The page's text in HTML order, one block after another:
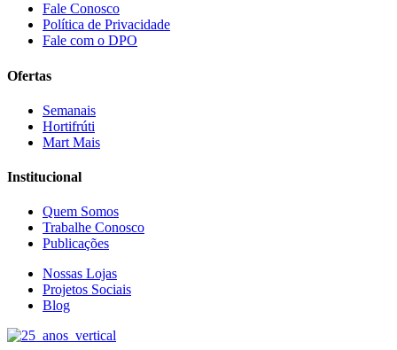
Fale Conosco
Política de Privacidade
Fale com o DPO
Ofertas
Semanais
Hortifrúti
Mart Mais
Institucional
Quem Somos
Trabalhe Conosco
Publicações
Nossas Lojas
Projetos Sociais
Blog